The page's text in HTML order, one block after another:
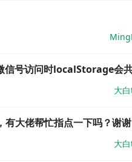
信号访问时localStorage会
大
大佬帮忙指点一下吗？谢
大